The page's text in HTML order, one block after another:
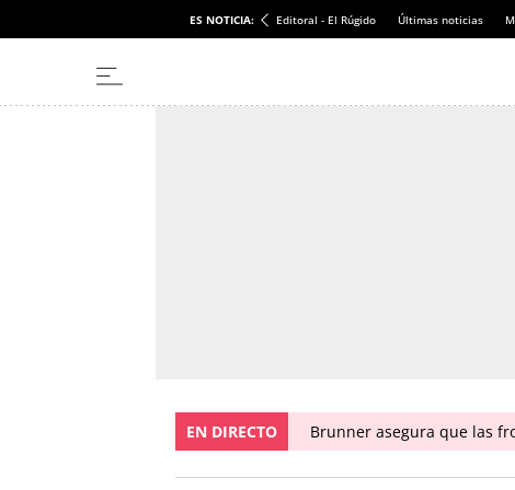
ES NOTICIA: Editoral - El Rúgido Últimas noticias
EN DIRECTO Brunner asegura que las